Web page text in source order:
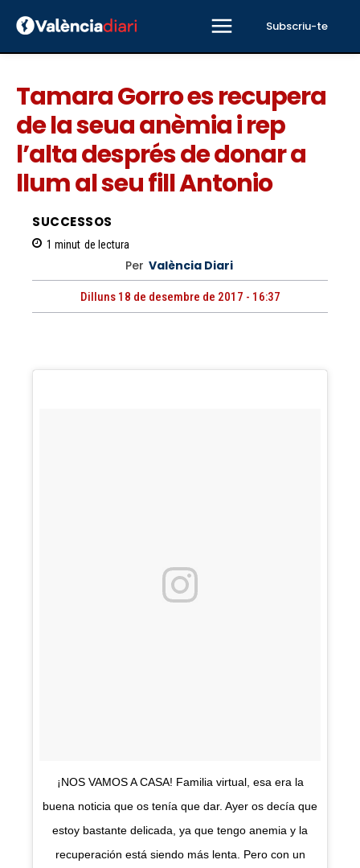
Subscriu-te
Tamara Gorro es recupera
de la seua anèmia i rep
l’alta després de donar a
llum al seu fill Antonio
SUCCESSOS
1 minut de lectura
Per València Diari
Dilluns 18 de desembre de 2017 - 16:37
¡NOS VAMOS A CASA! Familia virtual, esa era la
buena noticia que os tenía que dar. Ayer os decía que
estoy bastante delicada, ya que tengo anemia y la
recuperación está siendo más lenta. Pero con un